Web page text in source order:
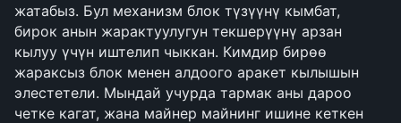
жатабыз. Бул механизм блок түзүүнү кымбат,
бирок анын жарактуулугун текшерүүнү арзан
кылуу үчүн иштелип чыккан. Кимдир бирөө
жараксыз блок менен алдоого аракет кылышын
элестетели. Мындай учурда тармак аны дароо
четке кагат, жана майнер майнинг ишине кеткен